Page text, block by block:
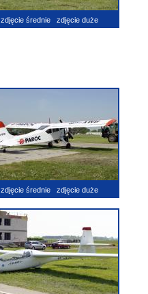
zdjęcie średnie zdjęcie duże
zdjęcie średnie zdjęcie duże